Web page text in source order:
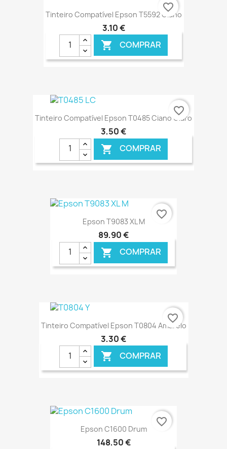
Tinteiro Compatível Epson T5592 Ciano
3,10 €
 COMPRAR
€ ONLINE
favorite_border
Tinteiro Compatível Epson T0485 Ciano Claro
3,50 €
 COMPRAR
€ ONLINE
favorite_border
Epson T9083 XL M
89,90 €
 COMPRAR
€ ONLINE
favorite_border
Tinteiro Compatível Epson T0804 Amarelo
3,30 €
 COMPRAR
€ ONLINE
favorite_border
Epson C1600 Drum
148,50 €
favorite_border